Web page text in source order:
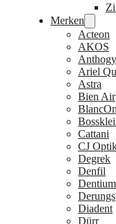
Merken
Acteon
AKOS
Ariel
Astra
Bien Air
Cattani
CJ
Degrek
Denfil
Dentium
Derungs
Diadent
Dürr